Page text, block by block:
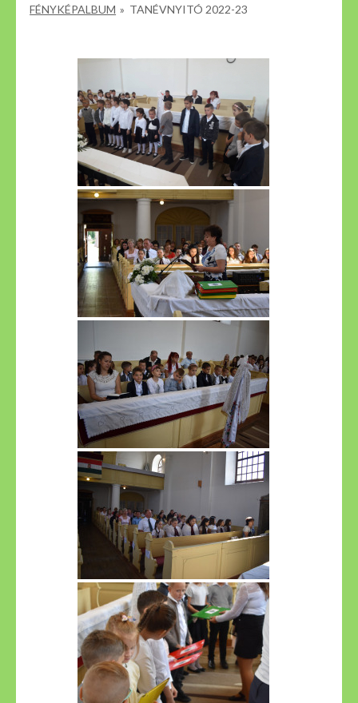
FÉNYKÉPALBUM » TANÉVNYITÓ 2022-23